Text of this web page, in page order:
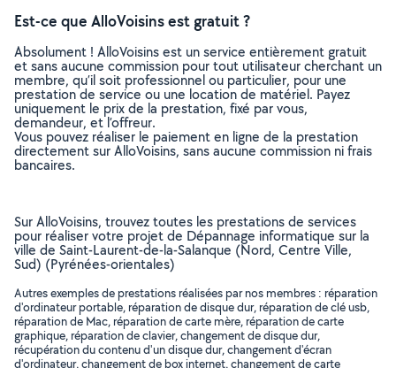
Est-ce que AlloVoisins est gratuit ?
Absolument ! AlloVoisins est un service entièrement gratuit
et sans aucune commission pour tout utilisateur cherchant un
membre, qu’il soit professionnel ou particulier, pour une
prestation de service ou une location de matériel. Payez
uniquement le prix de la prestation, fixé par vous,
demandeur, et l’offreur.
Vous pouvez réaliser le paiement en ligne de la prestation
directement sur AlloVoisins, sans aucune commission ni frais
bancaires.
Sur AlloVoisins, trouvez toutes les prestations de services
pour réaliser votre projet de Dépannage informatique sur la
ville de Saint-Laurent-de-la-Salanque (Nord, Centre Ville,
Sud) (Pyrénées-orientales)
Autres exemples de prestations réalisées par nos membres : réparation
d'ordinateur portable, réparation de disque dur, réparation de clé usb,
réparation de Mac, réparation de carte mère, réparation de carte
graphique, réparation de clavier, changement de disque dur,
récupération du contenu d'un disque dur, changement d'écran
d'ordinateur, changement de box internet, changement de carte